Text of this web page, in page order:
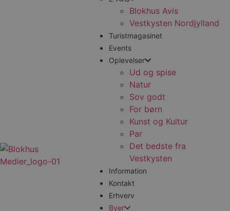
Blokhus Avis
Vestkysten Nordjylland
Turistmagasinet
Events
Oplevelser
Ud og spise
Natur
Sov godt
For børn
Kunst og Kultur
Par
Det bedste fra
Vestkysten
Information
Kontakt
Erhverv
Byer